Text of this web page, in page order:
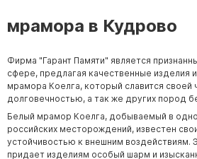
мрамора в Кудрово
Фирма "Гарант Памяти" является
сфере, предлагая качественные изделия
мрамора Коелга, который славится своей
долговечностью, а так же других пород
Белый мрамор Коелга, добываемый в
российских месторождений, известен
устойчивостью к внешним воздействиям.
придает изделиям особый шарм и